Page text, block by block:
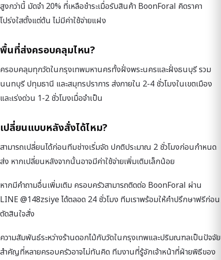
สูงกว่านี้ มัดจำ 20% ที่เหลือชำระเมื่อรับสินค้า BoonForal คิดราคา
โปร่งใสตั้งแต่ต้น ไม่มีค่าใช้จ่ายแฝง
พื้นที่ส่งครอบคลุมไหน?
ครอบคลุมทุกวัดในกรุงเทพมหานครทั้งฝั่งพระนครและฝั่งธนบุรี รวม
นนทบุรี ปทุมธานี และสมุทรปราการ ส่งภายใน 2-4 ชั่วโมงในเขตเมือง
และเร่งด่วน 1-2 ชั่วโมงเมื่อจำเป็น
เปลี่ยนแบบหลังสั่งได้ไหม?
สามารถเปลี่ยนได้ก่อนทีมช่างเริ่มจัด ปกติประมาณ 2 ชั่วโมงก่อนกำหนด
ส่ง หากเปลี่ยนหลังจากนั้นอาจมีค่าใช้จ่ายเพิ่มเติมเล็กน้อย
หากมีคำถามอื่นเพิ่มเติม ครอบครัวสามารถติดต่อ BoonForal ผ่าน
LINE @148zsiye ได้ตลอด 24 ชั่วโมง ทีมเราพร้อมให้คำปรึกษาฟรีก่อน
ตัดสินใจสั่ง
ความสัมพันธ์ระหว่างร้านดอกไม้กับวัดในกรุงเทพและปริมณฑลเป็นปัจจัย
สำคัญที่หลายครอบครัวอาจไม่ทันคิด ทีมงานที่รู้จักเจ้าหน้าที่ฝ่ายพิธีของ